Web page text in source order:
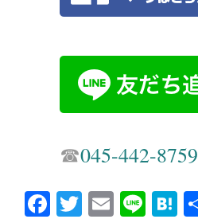
☎︎045-442-8759
Fa T E Li H